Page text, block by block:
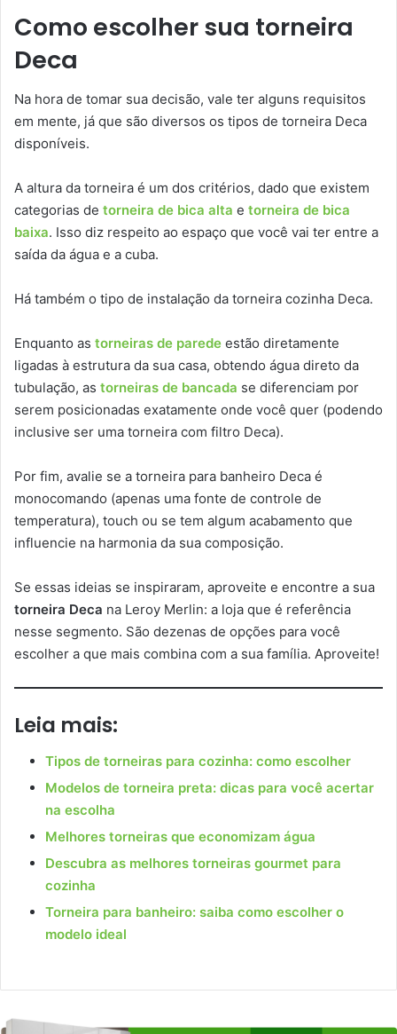
Como escolher sua torneira
Deca
Na hora de tomar sua decisão, vale ter alguns requisitos
em mente, já que são diversos os tipos de torneira Deca
disponíveis.
A altura da torneira é um dos critérios, dado que existem
categorias de torneira de bica alta e torneira de bica
baixa. Isso diz respeito ao espaço que você vai ter entre a
saída da água e a cuba.
Há também o tipo de instalação da torneira cozinha Deca.
Enquanto as torneiras de parede estão diretamente
ligadas à estrutura da sua casa, obtendo água direto da
tubulação, as torneiras de bancada se diferenciam por
serem posicionadas exatamente onde você quer (podendo
inclusive ser uma torneira com filtro Deca).
Por fim, avalie se a torneira para banheiro Deca é
monocomando (apenas uma fonte de controle de
temperatura), touch ou se tem algum acabamento que
influencie na harmonia da sua composição.
Se essas ideias se inspiraram, aproveite e encontre a sua
torneira Deca na Leroy Merlin: a loja que é referência
nesse segmento. São dezenas de opções para você
escolher a que mais combina com a sua família. Aproveite!
Leia mais:
Tipos de torneiras para cozinha: como escolher
Modelos de torneira preta: dicas para você acertar
na escolha
Melhores torneiras que economizam água
Descubra as melhores torneiras gourmet para
cozinha
Torneira para banheiro: saiba como escolher o
modelo ideal